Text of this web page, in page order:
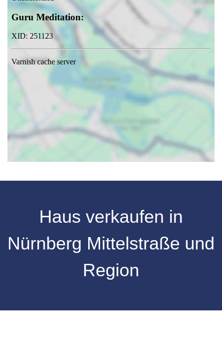
Haus verkaufen in
Nürnberg Mittelstraße und
Region